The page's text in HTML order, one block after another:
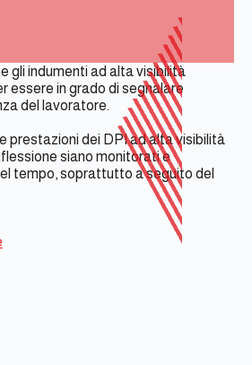
gli indumenti ad alta visibilità
essere in grado di segnalare
del lavoratore.
prestazioni dei DPI ad alta visibilità
siano monitorati e
tempo, soprattutto a seguito del